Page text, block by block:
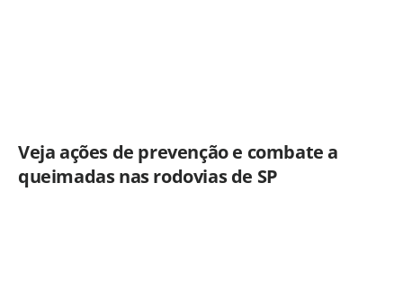
Veja ações de prevenção e combate a
queimadas nas rodovias de SP